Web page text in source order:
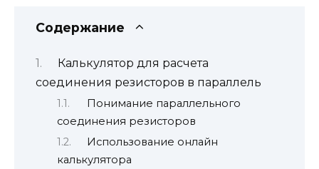
Содержание
Калькулятор для расчета
соединения резисторов в параллель
Понимание параллельного
соединения резисторов
Использование онлайн
калькулятора